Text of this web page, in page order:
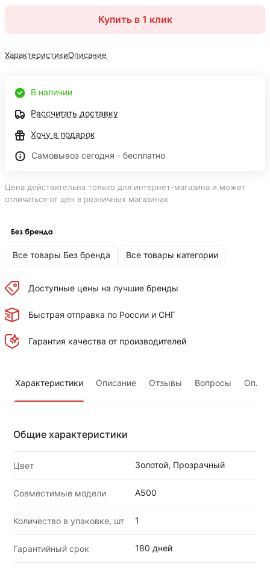
Купить в 1 клик
ХарактеристикиОписание
В наличии
Рассчитать доставку
Хочу в подарок
Самовывоз сегодня - бесплатно
Цена действительна только для интернет-магазина и может
отличаться от цен в розничных магазинах
Все товары Без бренда Все товары категории
Доступные цены на лучшие бренды
Быстрая отправка по России и СНГ
Гарантия качества от производителей
Характеристики Описание Отзывы Вопросы
Общие характеристики
Цвет Золотой, Прозрачный
Совместимые модели A500
Количество в упаковке, шт 1
Гарантийный срок 180 дней